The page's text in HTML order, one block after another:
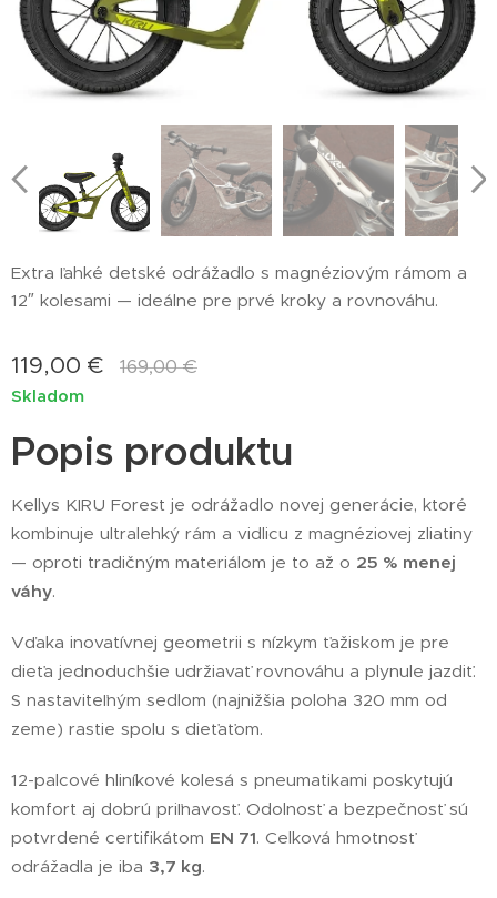
Extra ľahké detské odrážadlo s magnéziovým rámom a
12″ kolesami — ideálne pre prvé kroky a rovnováhu.
119,00 € 169,00€
Skladom
Popis produktu
Kellys KIRU Forest je odrážadlo novej generácie, ktoré
kombinuje ultralehký rám a vidlicu z magnéziovej zliatiny
— oproti tradičným materiálom je to až o 25 % menej
váhy.
Vďaka inovatívnej geometrii s nízkym ťažiskom je pre
dieťa jednoduchšie udržiavať rovnováhu a plynule jazdiť.
S nastaviteľným sedlom (najnižšia poloha 320 mm od
zeme) rastie spolu s dieťaťom.
12-palcové hliníkové kolesá s pneumatikami poskytujú
komfort aj dob­rú priľnavosť. Odolnosť a bezpečnosť sú
potvrdené certifikátom EN 71. Celková hmotnosť
odrážadla je iba 3,7 kg.